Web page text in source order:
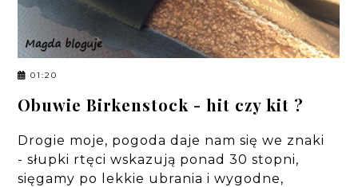
01:20
Obuwie Birkenstock - hit czy kit ?
Drogie moje, pogoda daje nam się we znaki
- słupki rtęci wskazują ponad 30 stopni,
sięgamy po lekkie ubrania i wygodne,